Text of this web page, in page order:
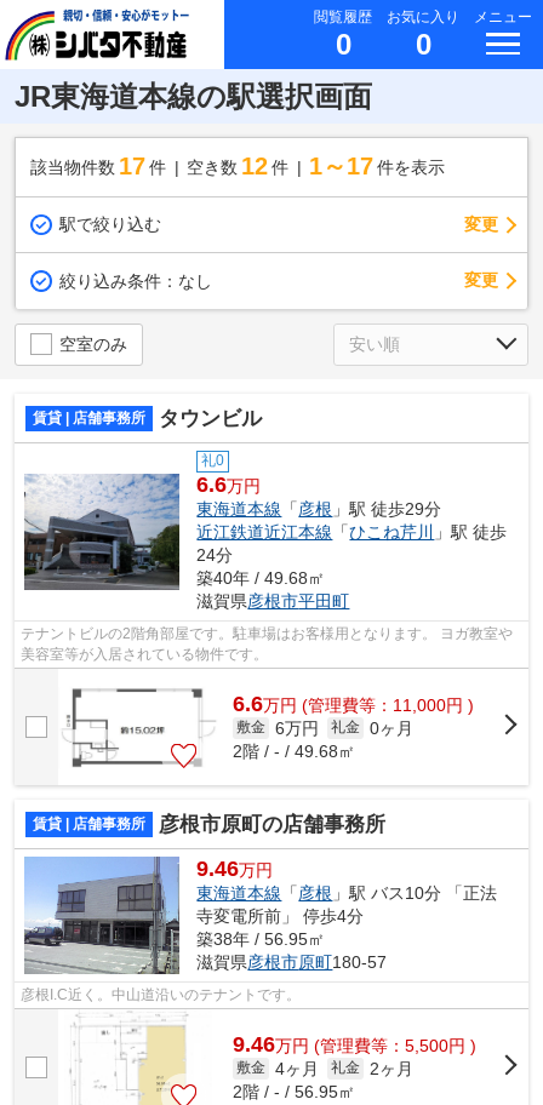
閲覧履歴
0
お気に入り
0
メニュー
JR東海道本線の駅選択画面
該当物件数 17件 空き数 12 件 1～17 件を表示
駅で絞り込む 変更
絞り込み条件： なし 変更
空室のみ
賃貸 | 店舗事務所 タウンビル
礼0
6.6万円
東海道本線 「彦根 」駅 徒歩29分
近江鉄道近江本線 「ひこね芹川
」駅 徒歩
24分
築40年 / 49.68㎡
滋賀県彦根市平田町
テナントビルの2階角部屋です。駐車場はお客様用となります。 ヨガ教室や
美容室等が入居されている物件です。
6.6万円 (管理費等：11,000円 )
敷金 6万円 礼金 0ヶ月
2階 / - / 49.68㎡
賃貸 | 店舗事務所 彦根市原町の店舗事務所
9.46万円
東海道本線 「彦根 」駅 バス10分 「正法
寺変電所前」 停歩4分
築38年 / 56.95㎡
滋賀県彦根市原町180-57
彦根I.C近く。中山道沿いのテナントです。
9.46万円 (管理費等：5,500円 )
敷金 4ヶ月 礼金
2ヶ月
2階 / - / 56.95㎡